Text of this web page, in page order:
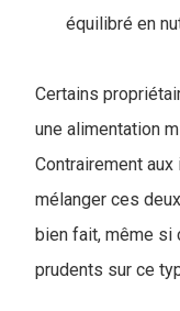
équilibré en
Certains
une alimentation
Contrairement
mélanger ces
bien fait, même si
prudents sur ce